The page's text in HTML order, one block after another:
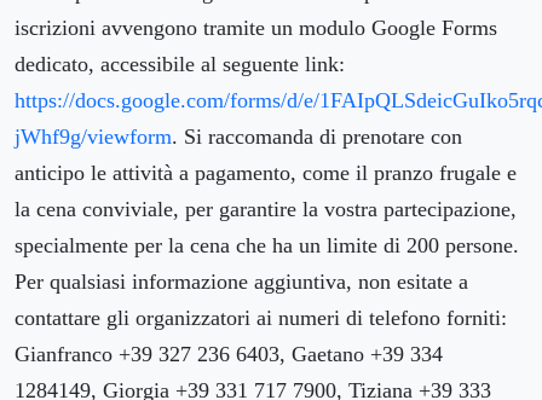
iscrizioni avvengono tramite un modulo Google Forms
dedicato, accessibile al seguente link:
https://docs.google.com/forms/d/e/
jWhf9g/viewform. Si raccomanda di prenotare con
anticipo le attività a pagamento, come il pranzo frugale e
la cena conviviale, per garantire la vostra partecipazione,
specialmente per la cena che ha un limite di 200 persone.
Per qualsiasi informazione aggiuntiva, non esitate a
contattare gli organizzatori ai numeri di telefono forniti:
Gianfranco +39 327 236 6403, Gaetano +39 334
1284149, Giorgia +39 331 717 7900, Tiziana +39 333